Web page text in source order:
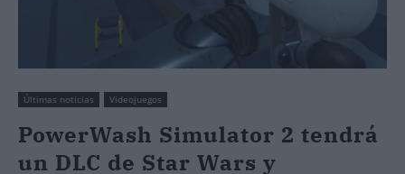
Últimas noticias Videojuegos
PowerWash Simulator 2 tendrá
un DLC de Star Wars y